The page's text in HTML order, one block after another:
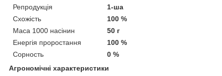
Репродукція
1-ша
Схожість
100 %
Маса 1000 насінин
50 г
Енергія проростання
100 %
Сорность
0 %
Агрономічні характеристики